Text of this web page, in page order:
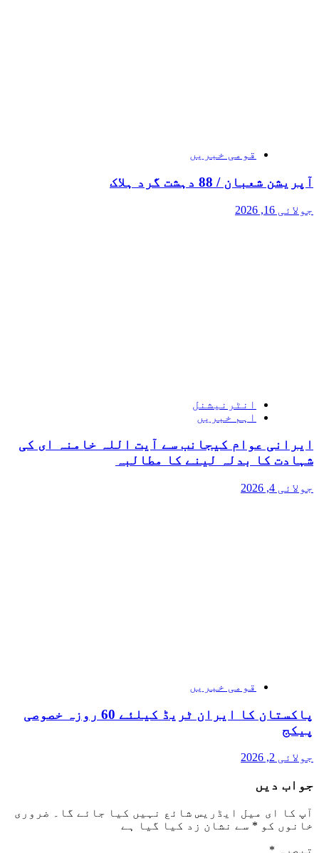
قومی خبریں
آپریشن شعبان / 88 دہشت گرد ہلاک
جولائی 16, 2026
انٹرنیشنل
اہم خبریں
ایرانی عوام کیجانب سے آیت اللہ خامنہ ای کی
شہادت کا بدلہ لینے کا مطالبہ
جولائی 4, 2026
قومی خبریں
پاکستان کا ایران ٹریڈ کیلئے 60 روزہ خصوصی
پیکج
جولائی 2, 2026
جواب دیں
آپ کا ای میل ایڈریس شائع نہیں کیا جائے گا۔
ضروری
خانوں کو * سے نشان زد کیا گیا ہے
تبصرہ *